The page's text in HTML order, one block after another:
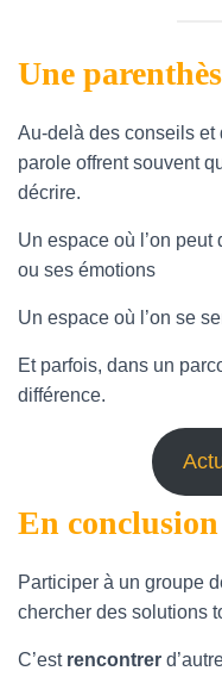
Une
Au-delà des conseils et
parole offrent souvent
décrire.
Un espace où l’on
ou ses émotions sans
Un espace où l’on se
Et parfois, dans un
différence.
En conclusion
Participer à un groupe
chercher des solutions
C’est rencontrer